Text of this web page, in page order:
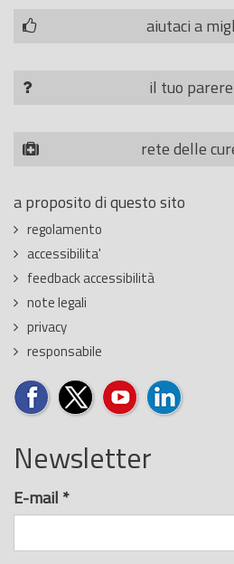
aiutaci a
il tuo
rete delle
a proposito di questo sito
regolamento
accessibilita'
feedback accessibilità
note legali
privacy
responsabile
Newsletter
E-mail *